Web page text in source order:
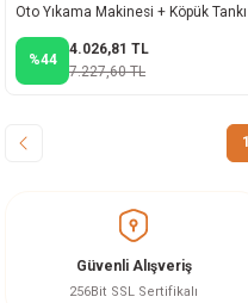
Oto Yıkama Makinesi + Köpük Tankı
%44
4.026,81 TL
7.227,60 TL
1
Güvenli Alışveriş
256Bit SSL Sertifikalı